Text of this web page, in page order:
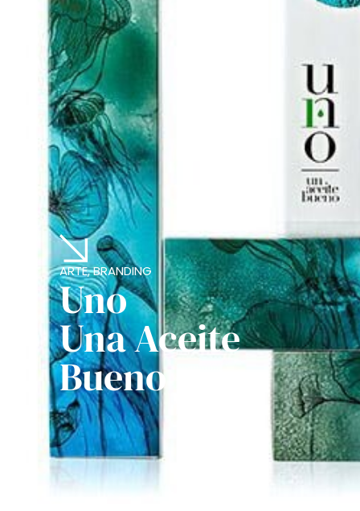
ARTE, BRANDING
Uno
Una Aceite
Bueno